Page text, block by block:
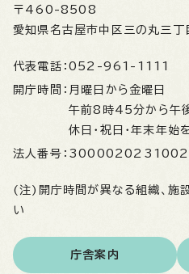
〒460-8508
愛知県名古屋市中区三の丸三
代表電話： 052-961-1111
開庁時間： 月曜日から金曜日
午前8時45分から午
休日・祝日・年末年始
法人番号： 3000020231002
(注)開庁時間が異なる組織、施
い
庁舎案内